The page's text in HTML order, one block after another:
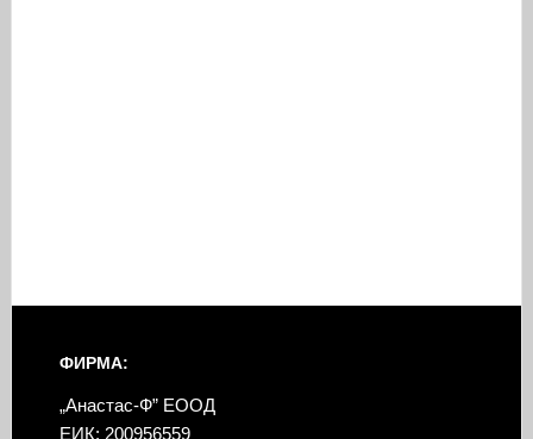
ФИРМА:
„Анастас-Ф” ЕООД
ЕИК: 200956559